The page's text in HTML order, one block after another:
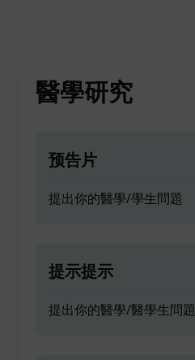
醫學研究
预告片
提出你的醫學/學生問題
提示提示
提出你的醫學/醫學生問題